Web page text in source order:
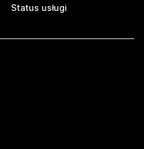
Status usługi